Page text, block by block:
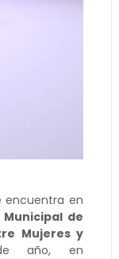
encuentra en
Municipal de
Mujeres y
año, en